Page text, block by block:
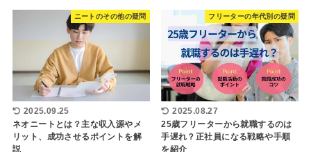
ニートのその他の疑問
2025.09.25
ネオニートとは？主な収入源やメ
リット、成功させるポイントを解
説
フリーターの年代別の疑問
2025.08.27
25歳フリーターから就職するのは
手遅れ？正社員になる戦略や手順
を紹介